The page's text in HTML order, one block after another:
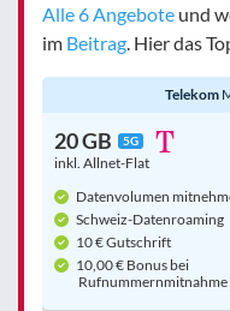
Alle 6 Angebote und
im Beitrag . Hier das
Telekom
20 GB 5G
inkl. Allnet-Flat
Datenvolumen
Schweiz-Datenroaming
10 € Gutschrift
10,00 € Bonus bei
Rufnummern­mitnahme